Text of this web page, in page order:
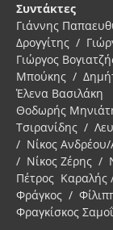
Συντάκτες
Γιάννης
Δρογγίτης /
Γιώργος
Μπούκης /
Έλενα
Θοδωρής
Τσιρανίδης /
/ Νίκος
/ Νίκος Ζέρης /
Πέτρος
Φράγκος /
Φραγκίσκος